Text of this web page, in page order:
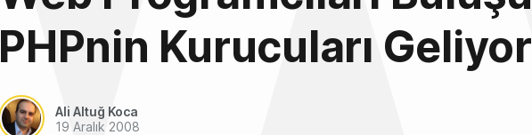
PHPnin Kurucuları Geliyor
Ali Altuğ Koca
19 Aralık 2008